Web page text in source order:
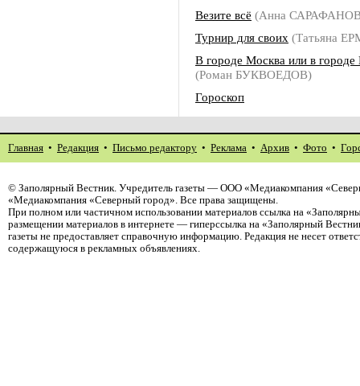
Везите всё (Анна
Турнир для своих (Татьяна
В городе Москва или в городе
(Роман БУКВОЕДОВ)
Гороскоп
Главная • Редакция • Письмо редактору • Реклама • Архив • Фото •
© Заполярный Вестник. Учредитель газеты — ООО «Медиакомпания
«Медиакомпания «Северный город». Все права защищены.
При полном или частичном использовании материалов ссылка на
размещении материалов в интернете — гиперссылка на «Заполярный
газеты не предоставляет справочную информацию. Редакция не несет
содержащуюся в рекламных объявлениях.